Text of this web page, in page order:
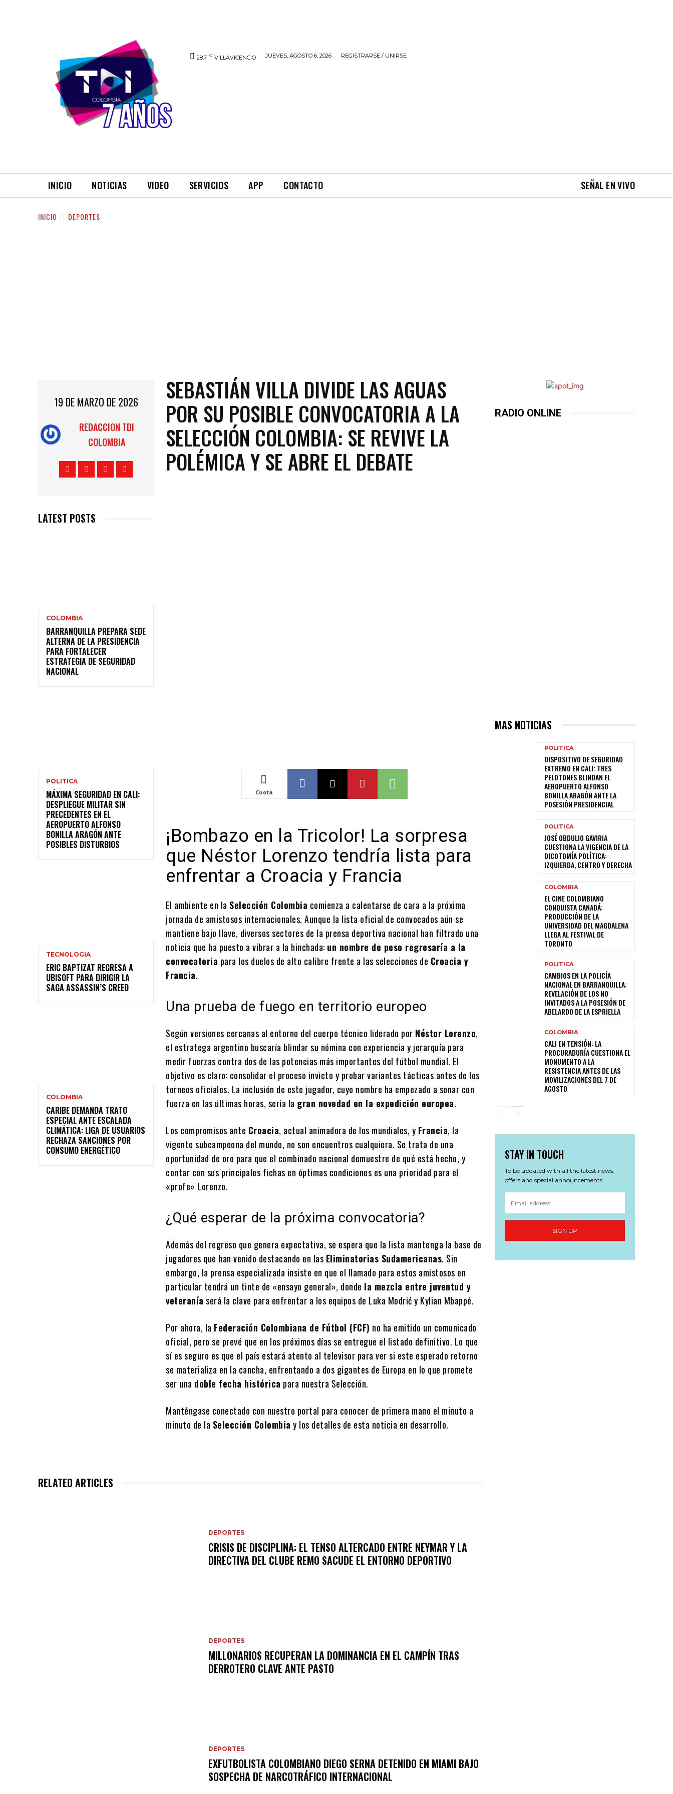
28.7 C VILLAVICENCIO JUEVES, AGOSTO 6, 2026 REGISTRARSE / UNIRSE
INICIO NOTICIAS VIDEO SERVICIOS APP CONTACTO SEÑAL EN VIVO
INICIO DEPORTES
19 DE MARZO DE 2026
REDACCION TDI
COLOMBIA
LATEST POSTS
COLOMBIA
BARRANQUILLA PREPARA SEDE
ALTERNA DE LA PRESIDENCIA
PARA FORTALECER
ESTRATEGIA DE SEGURIDAD
NACIONAL
POLITICA
MÁXIMA SEGURIDAD EN CALI:
DESPLIEGUE MILITAR SIN
PRECEDENTES EN EL
AEROPUERTO ALFONSO
BONILLA ARAGÓN ANTE
POSIBLES DISTURBIOS
TECNOLOGIA
ERIC BAPTIZAT REGRESA A
UBISOFT PARA DIRIGIR LA
SAGA ASSASSIN’S CREED
COLOMBIA
CARIBE DEMANDA TRATO
ESPECIAL ANTE ESCALADA
CLIMÁTICA: LIGA DE USUARIOS
RECHAZA SANCIONES POR
CONSUMO ENERGÉTICO
SEBASTIÁN VILLA DIVIDE LAS AGUAS
POR SU POSIBLE CONVOCATORIA A LA
SELECCIÓN COLOMBIA: SE REVIVE LA
POLÉMICA Y SE ABRE EL DEBATE
Cuota
¡Bombazo en la Tricolor! La sorpresa
que Néstor Lorenzo tendría lista para
enfrentar a Croacia y Francia
El ambiente en la Selección Colombia comienza a calentarse de cara a la próxima
jornada de amistosos internacionales. Aunque la lista oficial de convocados aún se
mantiene bajo llave, diversos sectores de la prensa deportiva nacional han filtrado una
noticia que ha puesto a vibrar a la hinchada: un nombre de peso regresaría a la
convocatoria para los duelos de alto calibre frente a las selecciones de Croacia y
Francia.
Una prueba de fuego en territorio europeo
Según versiones cercanas al entorno del cuerpo técnico liderado por Néstor Lorenzo,
el estratega argentino buscaría blindar su nómina con experiencia y jerarquía para
medir fuerzas contra dos de las potencias más importantes del fútbol mundial. El
objetivo es claro: consolidar el proceso invicto y probar variantes tácticas antes de los
torneos oficiales. La inclusión de este jugador, cuyo nombre ha empezado a sonar con
fuerza en las últimas horas, sería la gran novedad en la expedición europea.
Los compromisos ante Croacia, actual animadora de los mundiales, y Francia, la
vigente subcampeona del mundo, no son encuentros cualquiera. Se trata de una
oportunidad de oro para que el combinado nacional demuestre de qué está hecho, y
contar con sus principales fichas en óptimas condiciones es una prioridad para el
«profe» Lorenzo.
¿Qué esperar de la próxima convocatoria?
Además del regreso que genera expectativa, se espera que la lista mantenga la base de
jugadores que han venido destacando en las Eliminatorias Sudamericanas. Sin
embargo, la prensa especializada insiste en que el llamado para estos amistosos en
particular tendrá un tinte de «ensayo general», donde la mezcla entre juventud y
veteranía será la clave para enfrentar a los equipos de Luka Modrić y Kylian Mbappé.
Por ahora, la Federación Colombiana de Fútbol (FCF) no ha emitido un comunicado
oficial, pero se prevé que en los próximos días se entregue el listado definitivo. Lo que
sí es seguro es que el país estará atento al televisor para ver si este esperado retorno
se materializa en la cancha, enfrentando a dos gigantes de Europa en lo que promete
ser una doble fecha histórica para nuestra Selección.
Manténgase conectado con nuestro portal para conocer de primera mano el minuto a
minuto de la Selección Colombia y los detalles de esta noticia en desarrollo.
RELATED ARTICLES
DEPORTES
CRISIS DE DISCIPLINA: EL TENSO ALTERCADO ENTRE NEYMAR Y LA
DIRECTIVA DEL CLUBE REMO SACUDE EL ENTORNO DEPORTIVO
DEPORTES
MILLONARIOS RECUPERAN LA DOMINANCIA EN EL CAMPÍN TRAS
DERROTERO CLAVE ANTE PASTO
DEPORTES
EXFUTBOLISTA COLOMBIANO DIEGO SERNA DETENIDO EN MIAMI BAJO
SOSPECHA DE NARCOTRÁFICO INTERNACIONAL
RADIO ONLINE
MAS NOTICIAS
POLITICA
DISPOSITIVO DE SEGURIDAD
EXTREMO EN CALI: TRES
PELOTONES BLINDAN EL
AEROPUERTO ALFONSO
BONILLA ARAGÓN ANTE LA
POSESIÓN PRESIDENCIAL
POLITICA
JOSÉ OBDULIO GAVIRIA
CUESTIONA LA VIGENCIA DE LA
DICOTOMÍA POLÍTICA:
IZQUIERDA, CENTRO Y DERECHA
COLOMBIA
EL CINE COLOMBIANO
CONQUISTA CANADÁ:
PRODUCCIÓN DE LA
UNIVERSIDAD DEL MAGDALENA
LLEGA AL FESTIVAL DE
TORONTO
POLITICA
CAMBIOS EN LA POLICÍA
NACIONAL EN BARRANQUILLA:
REVELACIÓN DE LOS NO
INVITADOS A LA POSESIÓN DE
ABELARDO DE LA ESPRIELLA
COLOMBIA
CALI EN TENSIÓN: LA
PROCURADURÍA CUESTIONA EL
MONUMENTO A LA
RESISTENCIA ANTES DE LAS
MOVILIZACIONES DEL 7 DE
AGOSTO
STAY IN TOUCH
To be updated with all the latest news,
offers and special announcements.
SIGN UP